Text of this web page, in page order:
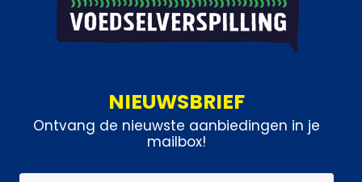
NIEUWSBRIEF
Ontvang de nieuwste aanbiedingen in je
mailbox!